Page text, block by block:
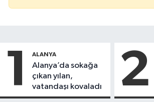
1 ALANYA
Alanya’da sokağa
çıkan yılan,
vatandaşı kovaladı
2